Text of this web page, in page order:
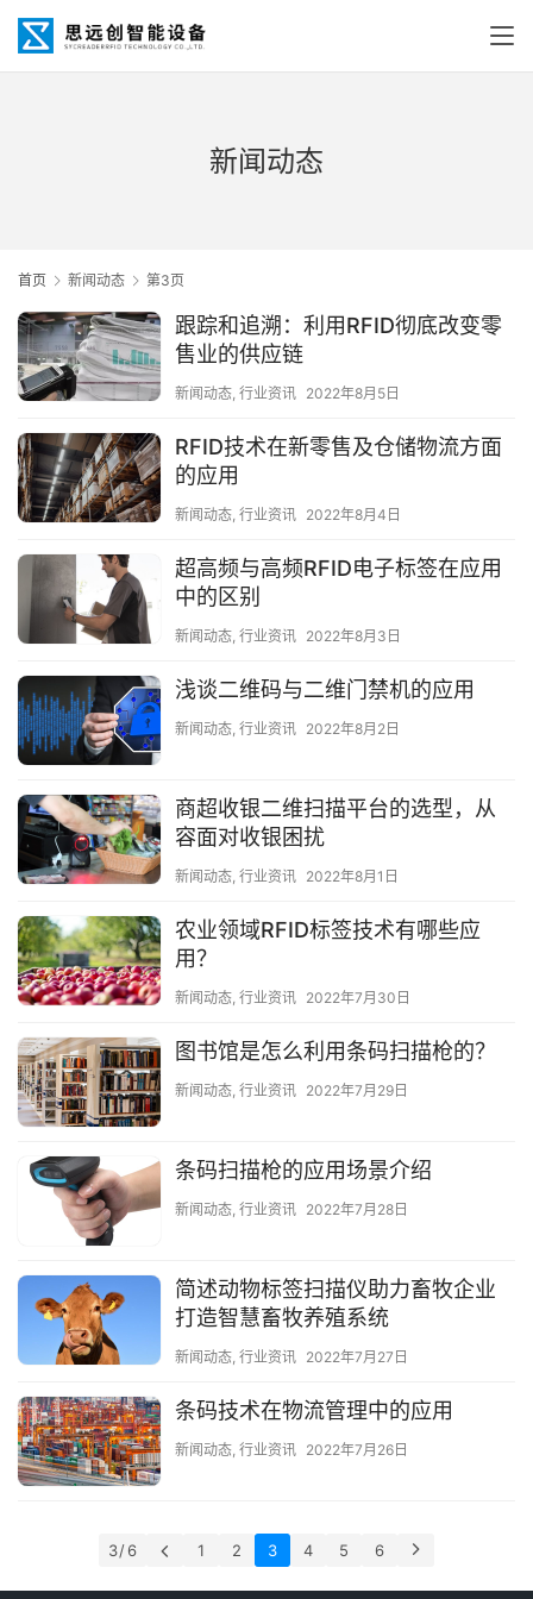
新闻动态
首页 新闻动态 第3页
跟踪和追溯：利用RFID彻底改变零
售业的供应链
新闻动态, 行业资讯 2022年8月5日
RFID技术在新零售及仓储物流方面
的应用
新闻动态, 行业资讯 2022年8月4日
超高频与高频RFID电子标签在应用
中的区别
新闻动态, 行业资讯 2022年8月3日
浅谈二维码与二维门禁机的应用
新闻动态, 行业资讯 2022年8月2日
商超收银二维扫描平台的选型，从
容面对收银困扰
新闻动态, 行业资讯 2022年8月1日
农业领域RFID标签技术有哪些应
用？
新闻动态, 行业资讯 2022年7月30日
图书馆是怎么利用条码扫描枪的？
新闻动态, 行业资讯 2022年7月29日
条码扫描枪的应用场景介绍
新闻动态, 行业资讯 2022年7月28日
简述动物标签扫描仪助力畜牧企业
打造智慧畜牧养殖系统
新闻动态, 行业资讯 2022年7月27日
条码技术在物流管理中的应用
新闻动态, 行业资讯 2022年7月26日
3 / 6 1 2 3 4 5 6